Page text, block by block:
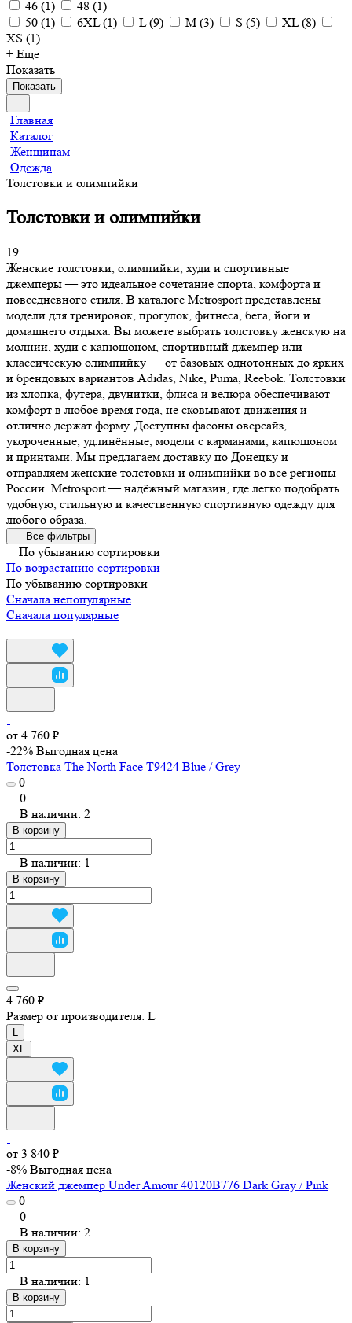
46 (1) 48 (1)
50 (1) 6XL(1) L(9) M (3) S (5) XL(8)
XS (1)
+ Еще
Показать
Показать
Главная
Каталог
Женщинам
Одежда
Толстовки и олимпийки
Толстовки и олимпийки
19
Женские толстовки, олимпийки, худи и спортивные
джемперы — это идеальное сочетание спорта, комфорта и
повседневного стиля. В каталоге Metrosport представлены
модели для тренировок, прогулок, фитнеса, бега, йоги и
домашнего отдыха. Вы можете выбрать толстовку женскую на
молнии, худи с капюшоном, спортивный джемпер или
классическую олимпийку — от базовых однотонных до ярких
и брендовых вариантов Adidas, Nike, Puma, Reebok. Толстовки
из хлопка, футера, двунитки, флиса и велюра обеспечивают
комфорт в любое время года, не сковывают движения и
отлично держат форму. Доступны фасоны оверсайз,
укороченные, удлинённые, модели с карманами, капюшоном
и принтами. Мы предлагаем доставку по Донецку и
отправляем женские толстовки и олимпийки во все регионы
России. Metrosport — надёжный магазин, где легко подобрать
удобную, стильную и качественную спортивную одежду для
любого образа.
Все фильтры
По убыванию сортировки
По возрастанию сортировки
По убыванию сортировки
Сначала непопулярные
Сначала популярные
от 4 760 ₽
-22% Выгодная цена
Толстовка The North Face T9424 Blue / Grey
0
0
В наличии: 2
В корзину
В наличии: 1
В корзину
4 760 ₽
Размер от производителя: L
XL
от 3 840 ₽
-8% Выгодная цена
Женский джемпер Under Amour 40120B776 Dark Gray / Pink
0
0
В наличии: 2
В корзину
В наличии: 1
В корзину